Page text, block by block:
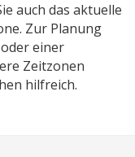
auch das aktuelle
Zur Planung
einer
Zeitzonen
hilfreich.